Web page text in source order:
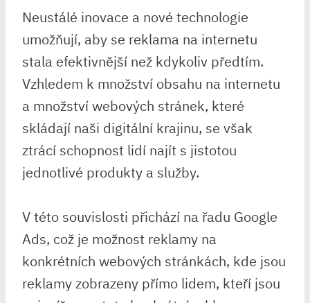
Neustálé inovace a nové technologie
umožňují, aby se reklama na internetu
stala efektivnější než kdykoliv předtím.
Vzhledem k množství obsahu na internetu
a množství webových stránek, které
skládají naši digitální krajinu, se však
ztrácí schopnost lidí najít s jistotou
jednotlivé produkty a služby.
V této souvislosti přichází na řadu Google
Ads, což je možnost reklamy na
konkrétních webových stránkách, kde jsou
reklamy zobrazeny přímo lidem, kteří jsou